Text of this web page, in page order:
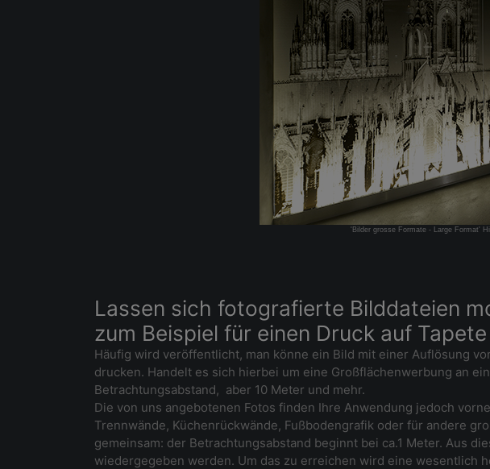
'Bilder grosse Formate - Large Format'
Lassen sich fotografierte Bilddateien
zum Beispiel für einen Druck auf
Häufig wird veröffentlicht, man könne ein Bild mit einer Auflösung
drucken. Handelt es sich hierbei um eine Großflächenwerbung an
Betrachtungsabstand, aber 10 Meter und mehr.
Die von uns angebotenen Fotos finden Ihre Anwendung jedoch
Trennwände, Küchenrückwände, Fußbodengrafik oder für andere
gemeinsam: der Betrachtungsabstand beginnt bei ca.1 Meter. Aus
wiedergegeben werden. Um das zu erreichen wird eine wesentlich